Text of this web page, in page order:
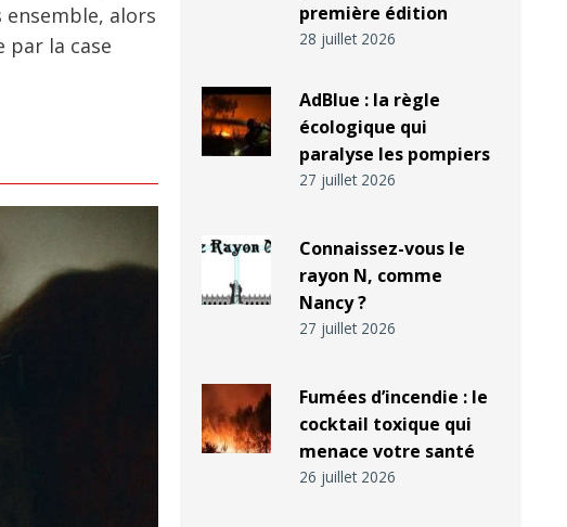
alors
par la case
première édition
28 juillet 2026
AdBlue : la règle
écologique qui
paralyse les pompiers
27 juillet 2026
Connaissez-vous le
rayon N, comme
Nancy ?
27 juillet 2026
Fumées d’incendie : le
cocktail toxique qui
menace votre santé
26 juillet 2026